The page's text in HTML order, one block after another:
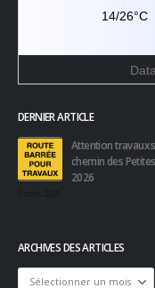
14/26°C
DERNIER ARTICLE
Attention travaux
chemin des
2026
ARCHIVES DES ARTICLES
Archives